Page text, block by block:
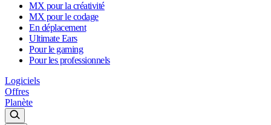
MX pour la créativité
MX pour le codage
En déplacement
Ultimate Ears
Pour le gaming
Pour les professionnels
Logiciels
Offres
Planète